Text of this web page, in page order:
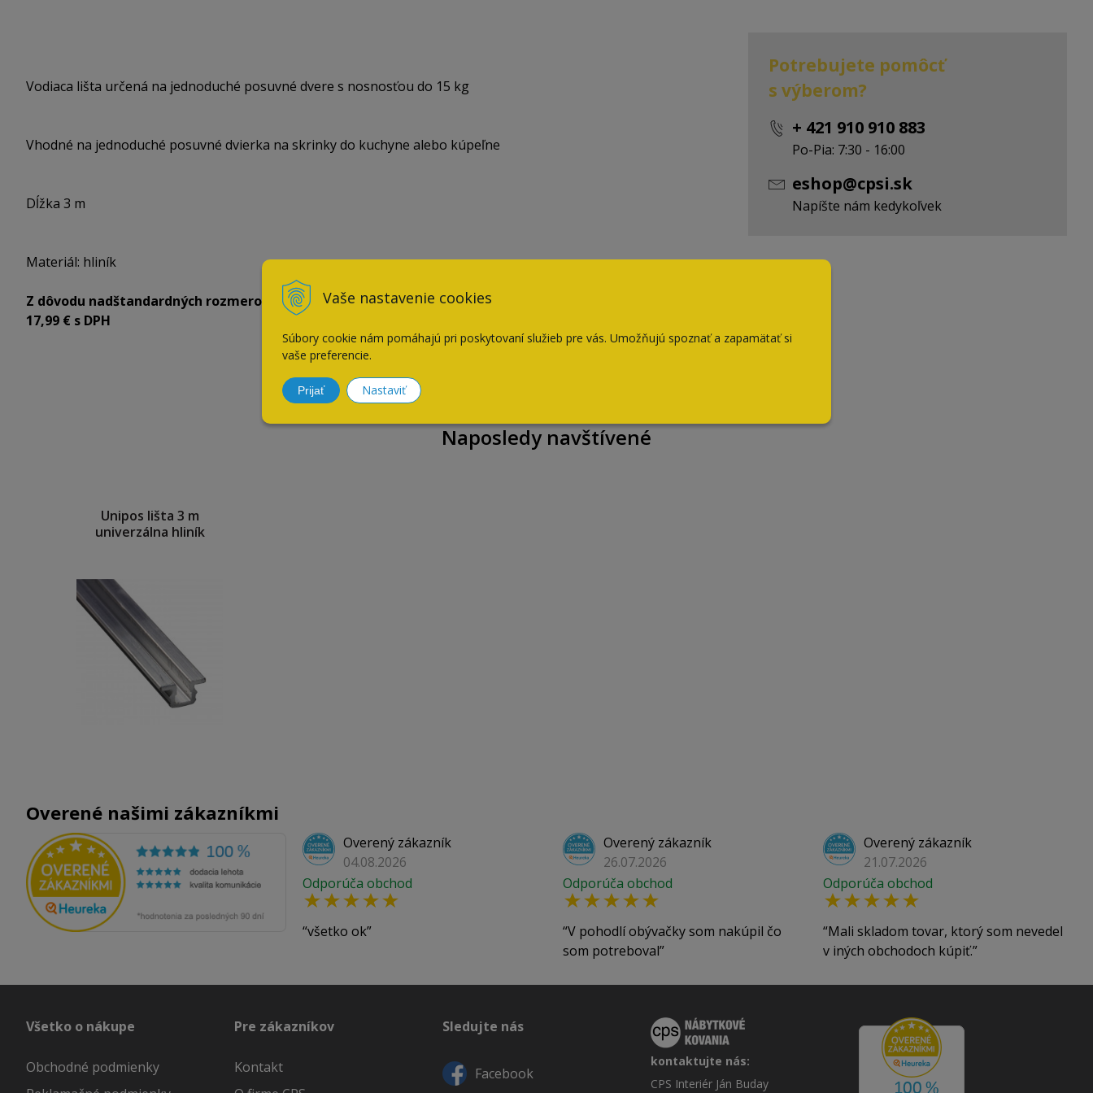
Vaše nastavenie cookies
Súbory cookie nám pomáhajú pri poskytovaní služieb pre vás. Umožňujú spoznať a zapamätať si
vaše preferencie.
Prijať Nastaviť
Vodiaca lišta určená na jednoduché posuvné dvere s nosnosťou do 15 kg
Vhodné na jednoduché posuvné dvierka na skrinky do kuchyne alebo kúpeľne
Dĺžka 3 m
Materiál: hliník
Z dôvodu nadštandardných rozmerov (viac ako 2m) tento produkt posielame ako CARGO zásielku. Cena
17,99 € s DPH
Potrebujete pomôcť
s výberom?
+ 421 910 910 883
Po-Pia: 7:30 - 16:00
eshop@cpsi.sk
Napíšte nám kedykoľvek
Naposledy navštívené
Unipos lišta 3 m
univerzálna hliník
Overené našimi zákazníkmi
Overený zákazník
04.08.2026
Odporúča obchod
všetko ok
Overený zákazník
26.07.2026
Odporúča obchod
V pohodlí obývačky som nakúpil čo
som potreboval
Overený zákazník
21.07.2026
Odporúča obchod
Mali skladom tovar, ktorý som nevedel
v iných obchodoch kúpiť.
Všetko o nákupe
Obchodné podmienky
Pre zákazníkov
Kontakt
Sledujte nás
Facebook
kontaktujte nás:
CPS Interiér Ján Buday